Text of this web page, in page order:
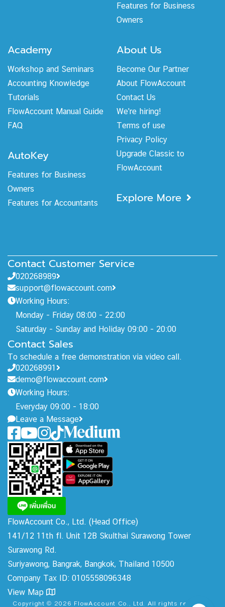
Features for Business
Owners
Academy
Workshop and Seminars
Accounting Knowledge
Tutorials
FlowAccount Manual Guide
FAQ
AutoKey
Features for Business
Owners
Features for Accountants
About Us
Become Our Partner
About FlowAccount
Contact Us
We're hiring!
Terms of use
Privacy Policy
Upgrade Classic to
FlowAccount
Explore More
Contact Customer Service
020268989
support@flowaccount.com
Working Hours:
Monday - Friday 08:00 - 22:00
Saturday - Sunday and Holiday 09:00 - 20:00
Contact Sales
To schedule a free demonstration via video call.
020268991
demo@flowaccount.com
Working Hours:
Everyday 09:00 - 18:00
Leave a Message
FlowAccount Co., Ltd. (Head Office)
141/12 11th fl. Unit 12B Skulthai Surawong Tower
Surawong Rd.
Suriyawong, Bangrak, Bangkok, Thailand 10500
Company Tax ID: 0105558096348
View Map
Copyright © 2026 FlowAccount Co., Ltd. All rights reserved.